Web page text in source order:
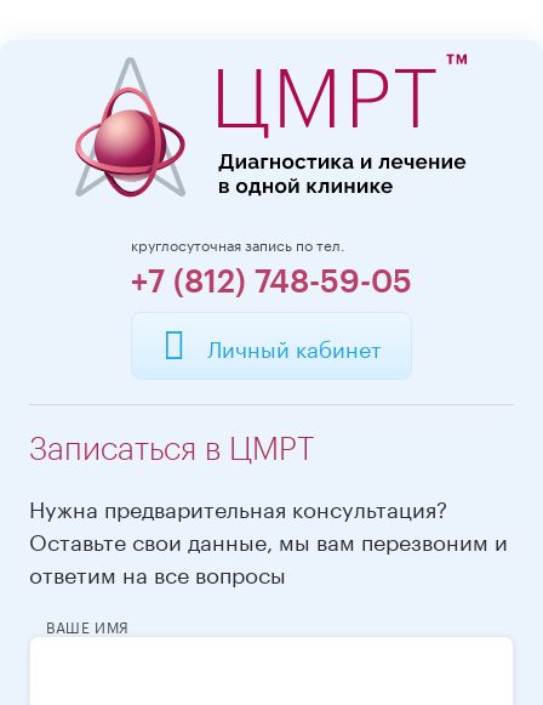
круглосуточная запись по тел.
+7 (812) 748-59-05
Личный кабинет
Записаться в ЦМРТ
Нужна предварительная консультация?
Оставьте свои данные, мы вам перезвоним и
ответим на все вопросы
ВАШЕ ИМЯ